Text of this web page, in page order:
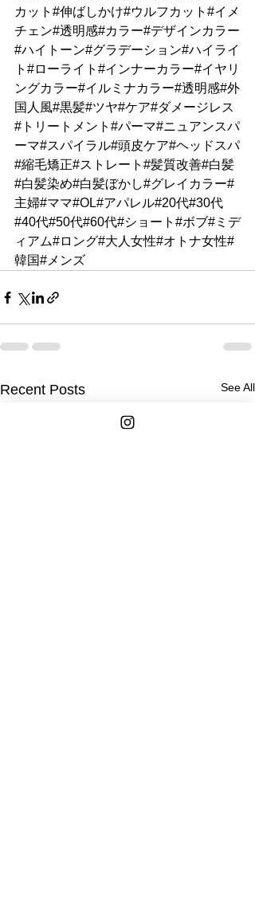
カット#伸ばしかけ#ウルフカット#イメ
チェン#透明感#カラー#デザインカラー
#ハイトーン#グラデーション#ハイライ
ト#ローライト#インナーカラー#イヤリ
ングカラー#イルミナカラー#透明感#外
国人風#黒髪#ツヤ#ケア#ダメージレス
#トリートメント#パーマ#ニュアンスパ
ーマ#スパイラル#頭皮ケア#ヘッドスパ
#縮毛矯正#ストレート#髪質改善#白髪
#白髪染め#白髪ぼかし#グレイカラー#
主婦#ママ#OL#アパレル#20代#30代
#40代#50代#60代#ショート#ボブ#ミデ
ィアム#ロング#大人女性#オトナ女性#
韓国#メンズ
Recent Posts See All